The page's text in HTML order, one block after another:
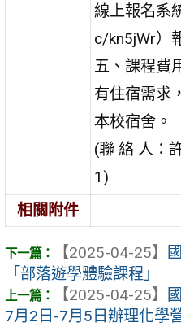
線上報名系
c/kn5jWr）
五、課程費
有住宿需求
本校宿舍。
(聯 絡 人：
1)
相關附件
【2025-04-25】
「部落遊學體驗課程」
【2025-04-25】
7月2日-7月5日辦理化學